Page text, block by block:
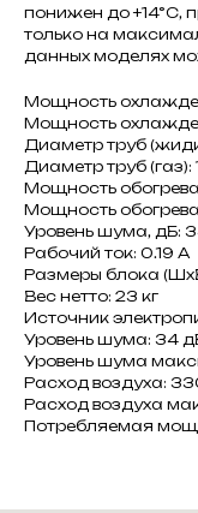
понижен до +14°C,
только на
данных моделях
Мощность
Мощность
Диаметр труб
Диаметр труб (газ):
Мощность
Мощность
Уровень шума, дБ:
Рабочий ток: 0.19 A
Размеры блока
Вес нетто: 23 кг
Источник
Уровень шума: 34
Уровень шума
Расход воздуха:
Расход воздуха
Потребляемая